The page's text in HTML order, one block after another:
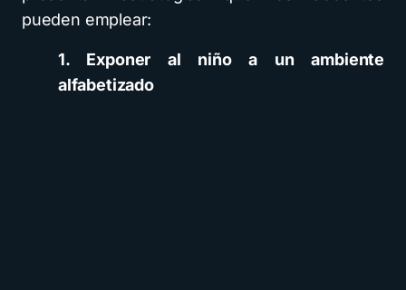
pueden emplear:
1. Exponer al niño a un ambiente
alfabetizado